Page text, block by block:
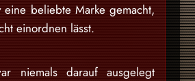
eine beliebte Marke gemacht,
einordnen lässt.
niemals darauf ausgelegt